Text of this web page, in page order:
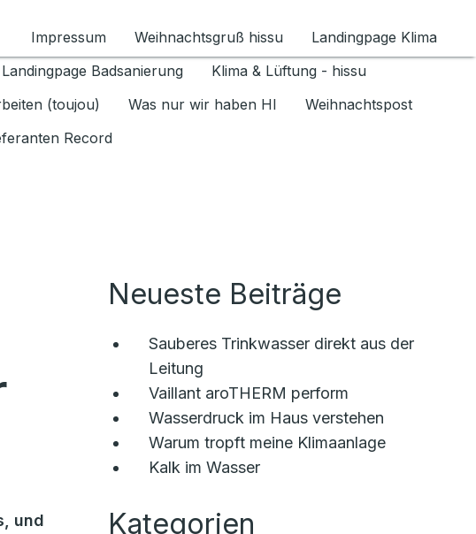
für Datenschutz 1.6.2026 umschalten
Impressum Weihnachtsgruß hissu
Landingpage Klima
Landingpage Badsanierung
Klima & Lüftung - hissu
(toujou) Was nur wir haben HI
Weihnachtspost
Record
und
Neueste Beiträge
Sauberes Trinkwasser direkt aus der
Leitung
Vaillant aroTHERM perform
Wasserdruck im Haus verstehen
Warum tropft meine Klimaanlage
Kalk im Wasser
Kategorien